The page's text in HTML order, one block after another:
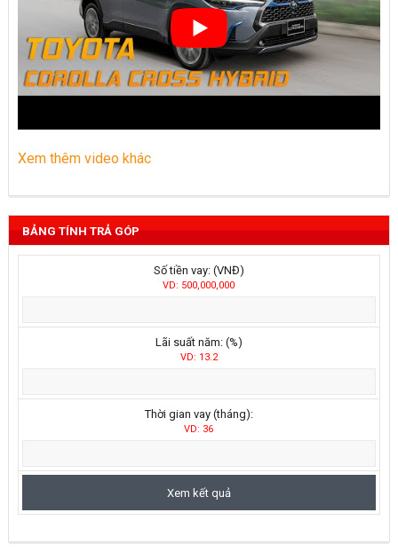
Xem thêm video khác
BẢNG TÍNH TRẢ GÓP
Số tiền vay: (VNĐ)
VD: 500,000,000
Lãi suất năm: (%)
VD: 13.2
Thời gian vay (tháng):
VD: 36